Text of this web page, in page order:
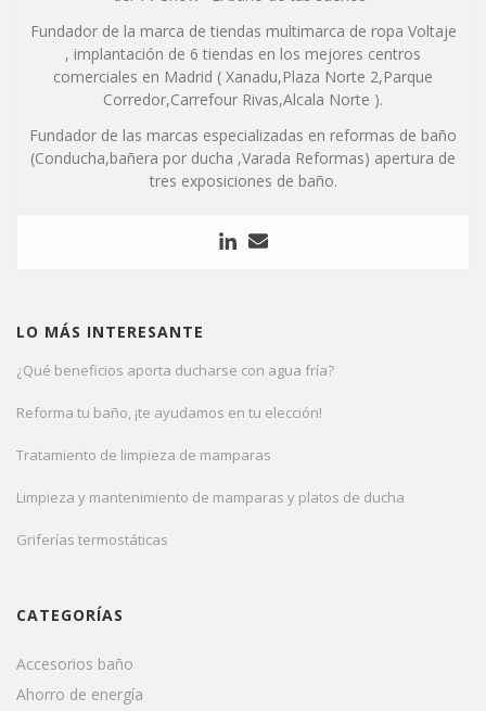
Fundador de la marca de tiendas multimarca de ropa Voltaje
, implantación de 6 tiendas en los mejores centros
comerciales en Madrid ( Xanadu,Plaza Norte 2,Parque
Corredor,Carrefour Rivas,Alcala Norte ).
Fundador de las marcas especializadas en reformas de baño
(Conducha,bañera por ducha ,Varada Reformas) apertura de
tres exposiciones de baño.
LO MÁS INTERESANTE
¿Qué beneficios aporta ducharse con agua fría?
Reforma tu baño, ¡te ayudamos en tu elección!
Tratamiento de limpieza de mamparas
Limpieza y mantenimiento de mamparas y platos de ducha
Griferías termostáticas
CATEGORÍAS
Accesorios baño
Ahorro de energía